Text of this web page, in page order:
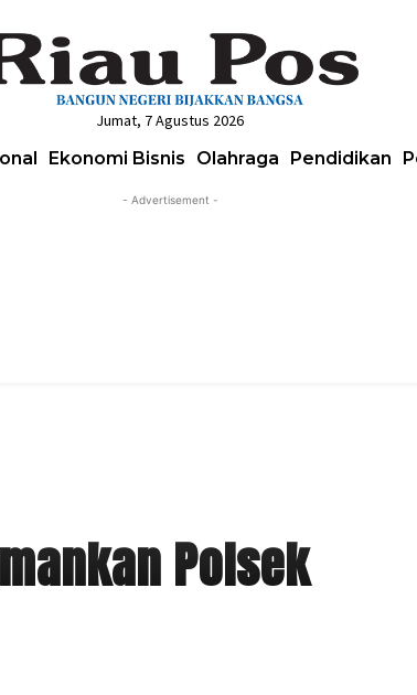
Jumat, 7 Agustus 2026
Ekonomi Bisnis Olahraga Pendidikan
- Advertisement -
Polsek